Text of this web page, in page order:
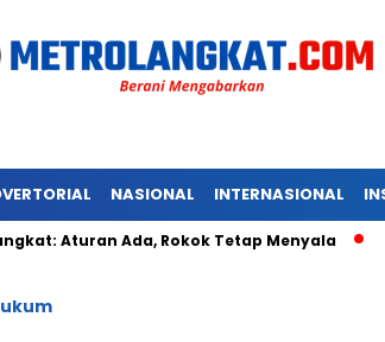
NASIONAL INTERNASIONAL
Ada, Rokok Tetap Menyala